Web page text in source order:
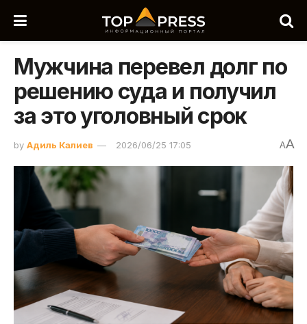
Мужчина перевел долг по
решению суда и получил
за это уголовный срок
by Адиль Калиев 2026/06/25 17:05 AA